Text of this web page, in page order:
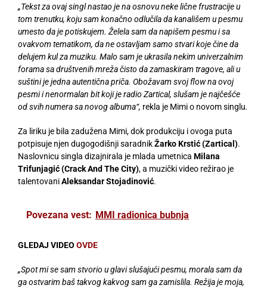
„Tekst za ovaj singl nastao je na osnovu neke lične frustracije u
tom trenutku, koju sam konačno odlučila da kanališem u pesmu
umesto da je potiskujem. Želela sam da napišem pesmu i sa
ovakvom tematikom, da ne ostavljam samo stvari koje čine da
delujem kul za muziku. Malo sam je ukrasila nekim univerzalnim
forama sa društvenih mreža čisto da zamaskiram tragove, ali u
suštini je jedna autentična priča. Obožavam svoj flow na ovoj
pesmi i nenormalan bit koji je radio Zartical, slušam je najčešće
od svih numera sa novog albuma“, rekla je Mimi o novom singlu.
Za liriku je bila zadužena Mimi, dok produkciju i ovoga puta
potpisuje njen dugogodišnji saradnikŽarko Krstić (Zartical).
Naslovnicu singla dizajnirala je mlada umetnica Milana
Trifunjagić (Crack And The City), a muzički video režirao je
talentovaniAleksandar Stojadinović.
Povezana vest: MMI radionica bubnja
GLEDAJ VIDEO OVDE
„Spot mi se sam stvorio u glavi slušajući pesmu, morala sam da
ga ostvarim baš takvog kakvog sam ga zamislila. Režija je moja,